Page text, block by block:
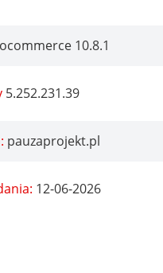
10.8.1
5.252.231.39
pauzaprojekt.pl
12-06-2026